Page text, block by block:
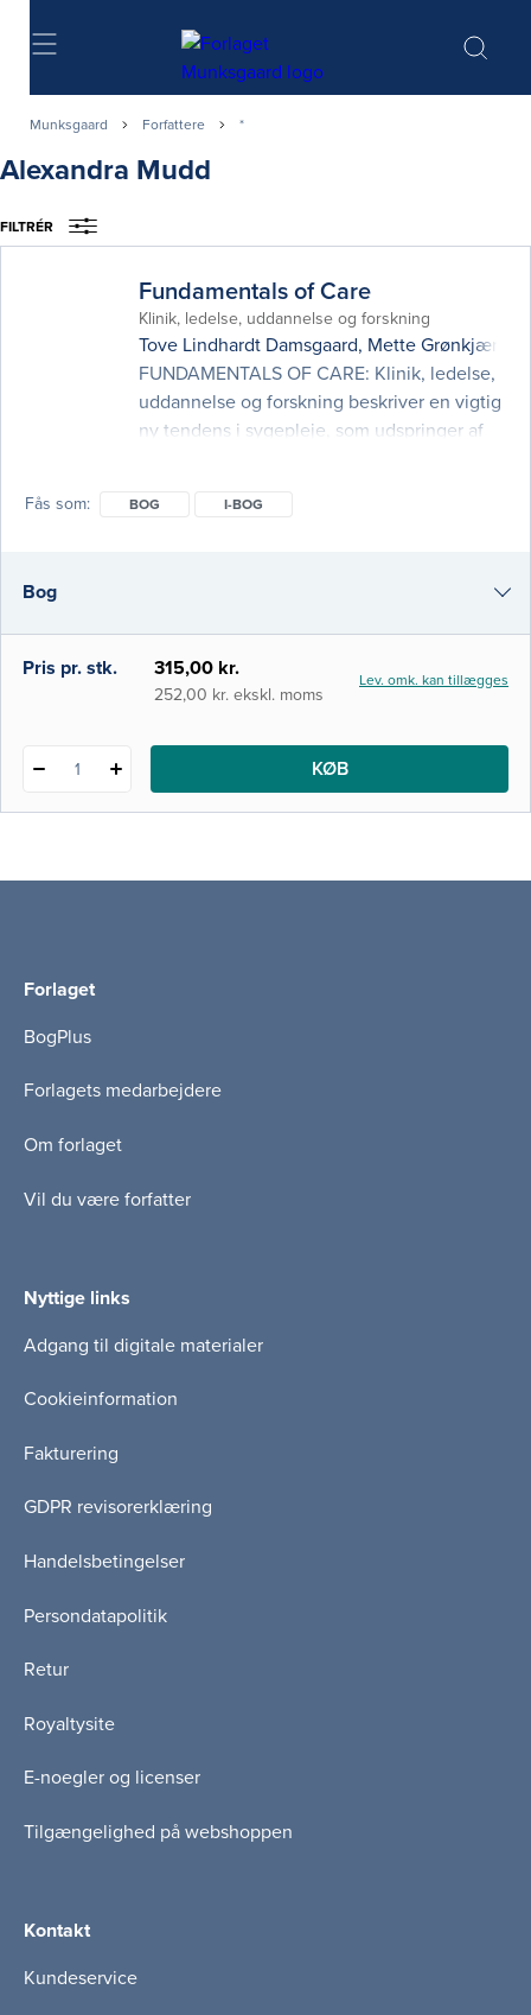
Søg
Munksgaard Forfattere *
Alexandra Mudd
FILTRÉR
Fundamentals of Care
Klinik, ledelse, uddannelse og forskning
Tove Lindhardt Damsgaard, Mette Grønkjær
FUNDAMENTALS OF CARE: Klinik, ledelse,
uddannelse og forskning beskriver en vigtig
ny tendens i sygepleje, som udspringer af
patienter og borgeres fundamentale behov.
at alle sygeplejersker fokuserer mere
målrettet på syge
Fås som BOG I-BOG
Bog
i-bog
Pris pr. stk. 315,00 kr.
252,00 kr. ekskl. moms
Lev. omk. kan tillægges
1 KØB
Forlaget
BogPlus
Forlagets medarbejdere
Om forlaget
Vil du være forfatter
Nyttige links
Adgang til digitale materialer
Cookieinformation
Fakturering
GDPR revisorerklæring
Handelsbetingelser
Persondatapolitik
Retur
Royaltysite
E-noegler og licenser
Tilgængelighed på webshoppen
Kontakt
Kundeservice